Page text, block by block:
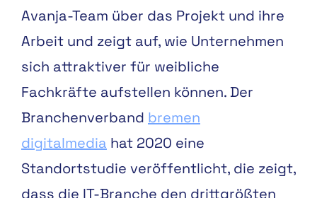
Avanja-Team über das Projekt und ihre
Arbeit und zeigt auf, wie Unternehmen
sich attraktiver für weibliche
Fachkräfte aufstellen können. Der
Branchenverband bremen
digitalmedia hat 2020 eine
Standortstudie veröffentlicht, die zeigt,
dass die IT-Branche den drittgrößten